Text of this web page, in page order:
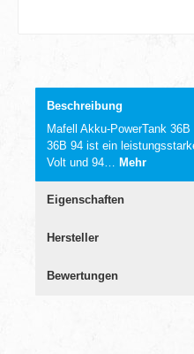
Beschreibung
Mafell Akku-PowerTank
36B 94 ist ein
Volt und 94… Mehr
Eigenschaften
Hersteller
Bewertungen